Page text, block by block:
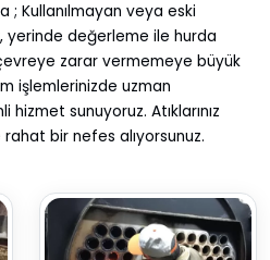
; Kullanılmayan veya eski
yerinde değerleme ile hurda
zarar vermemeye büyük
işlemlerinizde uzman
hizmet sunuyoruz. Atıklarınız
bir nefes alıyorsunuz.